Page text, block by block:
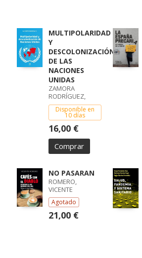
MULTIPOLARIDAD
Y
DESCOLONIZACIÓN
DE LAS
NACIONES
UNIDAS
ZAMORA
RODRÍGUEZ,
AUGUSTO
Disponible en
10 días
16,00 €
Comprar
NO PASARAN
ROMERO,
VICENTE
Agotado
21,00 €